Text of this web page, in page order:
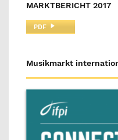
MARKTBERICHT 2017
PDF
Musikmarkt